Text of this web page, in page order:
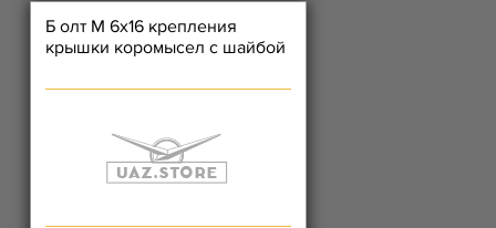
Б олт М 6х16 крепления
крышки коромысел с шайбой